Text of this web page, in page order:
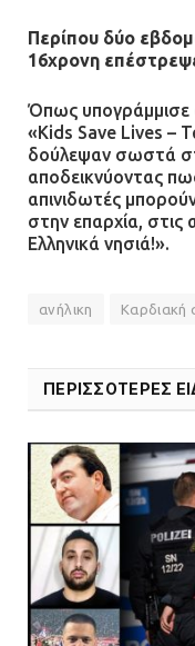
Περίπου δύο
16χρονη
Όπως υπογράμμισε
«Kids Save Lives –
δούλεψαν σωστά
αποδεικνύοντας
απινιδωτές
στην επαρχία, στις
Ελληνικά νησιά!».
ανήλικη Καρδιακή
ΠΕΡΙΣΣΟΤΕΡΕΣ